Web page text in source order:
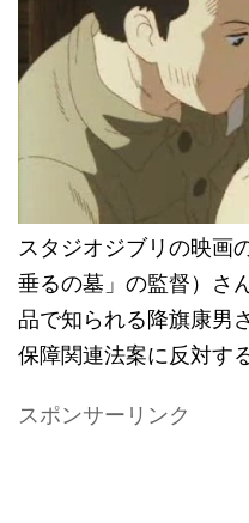
スタジオジブリの映画
垂るの墓」の監督）さ
品で知られる降旗康男
保障関連法案に反対す
スポンサーリンク